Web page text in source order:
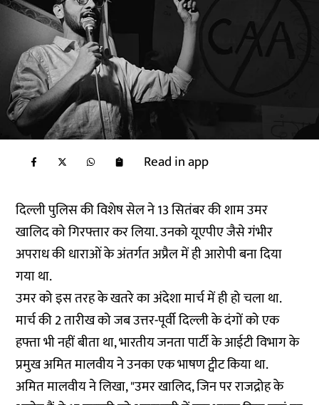
Read in app
दिल्ली पुलिस की विशेष सेल ने 13 सितंबर की शाम उमर
खालिद को गिरफ्तार कर लिया. उनको यूएपीए जैसे गंभीर
अपराध की धाराओं के अंतर्गत अप्रैल में ही आरोपी बना दिया
गया था.
उमर को इस तरह के खतरे का अंदेशा मार्च में ही हो चला था.
मार्च की 2 तारीख को जब उत्तर-पूर्वी दिल्ली के दंगों को एक
हफ्ता भी नहीं बीता था, भारतीय जनता पार्टी के आईटी विभाग के
प्रमुख अमित मालवीय ने उनका एक भाषण ट्वीट किया था.
अमित मालवीय ने लिखा, "उमर खालिद, जिन पर राजद्रोह के